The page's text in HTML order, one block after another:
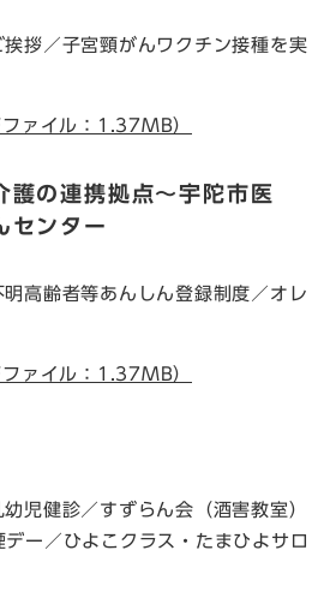
挨拶／子宮頸がんワクチン接種を実
ァイル：1.37MB）
護の連携拠点～宇陀市医
センター
明高齢者等あんしん登録制度／オレ
ァイル：1.37MB）
児健診／すずらん会（酒害教室）
ー／ひよこクラス・たまひよサロ